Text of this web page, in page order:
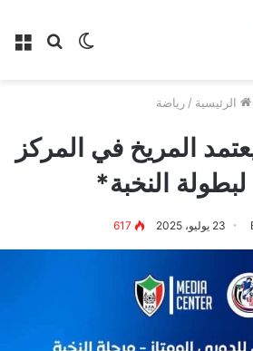
بحث الوضع
الرئيسية / رياضة
المريخ في المركز
لبطولة النخبة*
23 يوليو، 2025 617